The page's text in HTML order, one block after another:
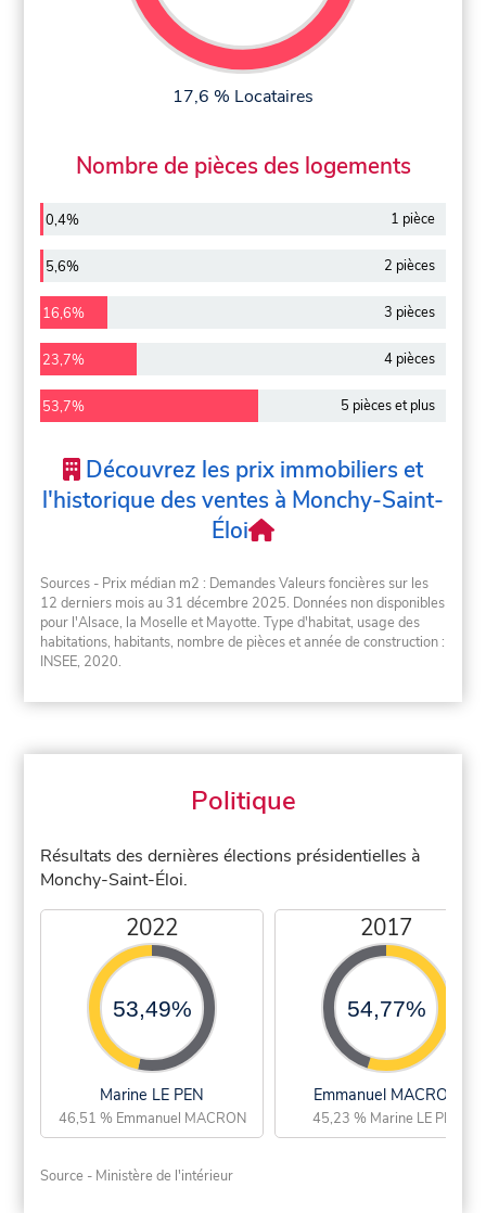
17,6 % Locataires
Nombre de pièces des logements
0,4% 1 pièce
5,6% 2 pièces
16,6% 3 pièces
23,7% 4 pièces
53,7% 5 pièces et plus
Découvrez les prix immobiliers et
l'historique des ventes à Monchy-Saint-
Éloi
Sources - Prix médian m2 : Demandes Valeurs foncières sur les
12 derniers mois au 31 décembre 2025. Données non disponibles
pour l'Alsace, la Moselle et Mayotte. Type d'habitat, usage des
habitations, habitants, nombre de pièces et année de construction :
INSEE, 2020.
Politique
Résultats des dernières élections présidentielles à
Monchy-Saint-Éloi.
2022
53,49%
Marine LE PEN
46,51 % Emmanuel MACRON
2017
54,77%
Emmanuel MACRON
45,23 % Marine LE PEN
Source - Ministère de l'intérieur